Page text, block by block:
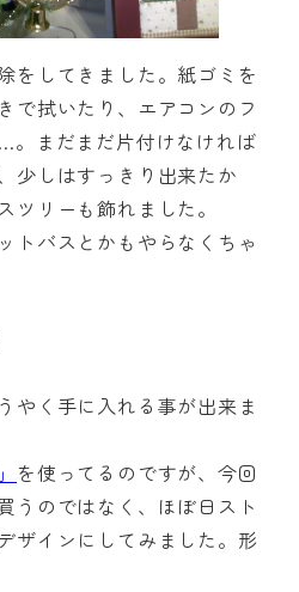
をしてきました。紙ゴミを
で拭いたり、エアコンのフ
。まだまだ片付けなければ
少しはすっきり出来たか
ツリーも飾れました。
トバスとかもやらなくちゃ
やく手に入れる事が出来ま
を使ってるのですが、今回
うのではなく、ほぼ日スト
ザインにしてみました。形